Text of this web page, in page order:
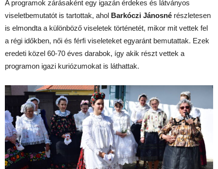
A programok zárásaként egy igazán érdekes és látványos
viseletbemutatót is tartottak, ahol Barkóczi Jánosné részletesen
is elmondta a különböző viseletek történetét, mikor mit vettek fel
a régi időkben, női és férfi viseleteket egyaránt bemutattak. Ezek
eredeti közel 60-70 éves darabok, így akik részt vettek a
programon igazi kuriózumokat is láthattak.